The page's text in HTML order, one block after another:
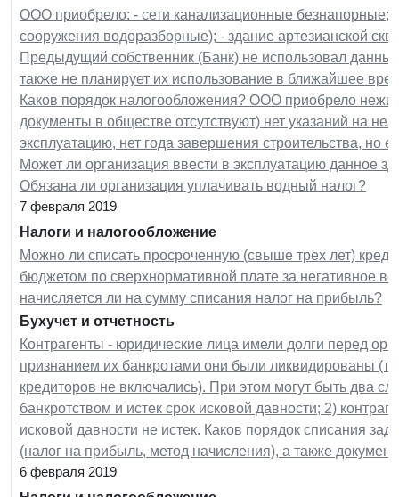
ООО приобрело: - сети канализационные безнапорные;
сооружения водоразборные); - здание артезианской
Предыдущий собственник (Банк) не использовал
также не планирует их использование в ближайшее
Каков порядок налогообложения? ООО приобрело
документы в обществе отсутствуют) нет указаний на
эксплуатацию, нет года завершения строительства, но
Может ли организация ввести в эксплуатацию данное
Обязана ли организация уплачивать водный налог?
7 февраля 2019
Налоги и налогообложение
Можно ли списать просроченную (свыше трех лет)
бюджетом по сверхнормативной плате за негативное
начисляется ли на сумму списания налог на прибыль?
Бухучет и отчетность
Контрагенты - юридические лица имели долги перед
признанием их банкротами они были ликвидированы
кредиторов не включались). При этом могут быть два
банкротством и истек срок исковой давности; 2)
исковой давности не истек. Каков порядок списания
(налог на прибыль, метод начисления), а также
6 февраля 2019